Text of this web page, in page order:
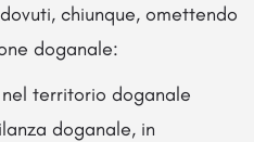
chiunque, omettendo
doganale:
territorio doganale
doganale, in